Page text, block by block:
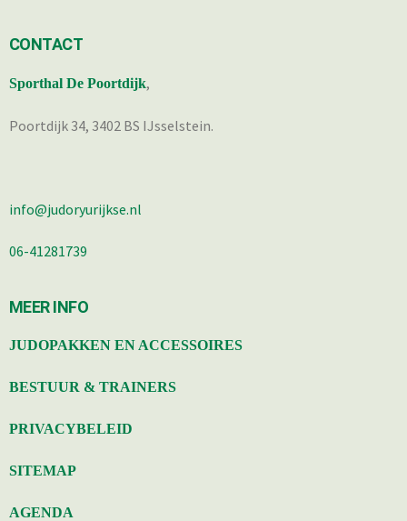
CONTACT
Sporthal De Poortdijk,
Poortdijk 34, 3402 BS IJsselstein.
info@judoryurijkse.nl
06-41281739
MEER INFO
JUDOPAKKEN EN ACCESSOIRES
BESTUUR & TRAINERS
PRIVACYBELEID
SITEMAP
AGENDA